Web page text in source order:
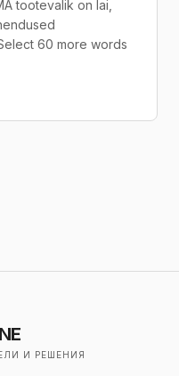
tootevalik on lai,
60 more words
И РЕШЕНИЯ